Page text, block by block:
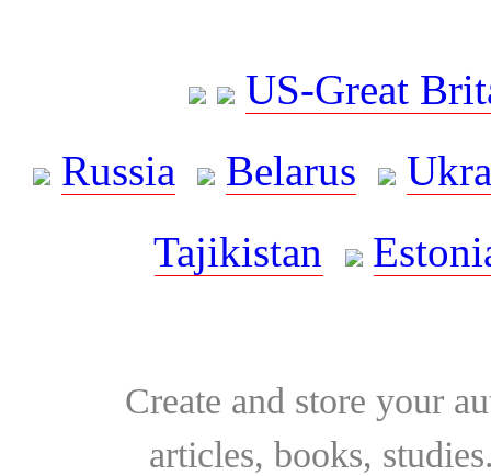
US-Great
Russia
Belarus
Tajikistan
Create and store your
articles, books,